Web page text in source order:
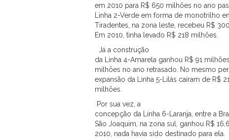
em 2010 para R$ 650 milhões no ano
Linha 2-Verde em forma de monotrilho
Tiradentes, na zona leste, recebeu R$
Em 2010, tinha levado R$ 218 milhões.
Já a construção
da Linha 4-Amarela ganhou R$ 91
milhões no ano retrasado. No mesmo
expansão da Linha 5-Lilás caíram de R$
milhões.
Por sua vez, a
concepção da Linha 6-Laranja, entre a
São Joaquim, na zona sul, ganhou R$
2010, nada havia sido destinado para ela.